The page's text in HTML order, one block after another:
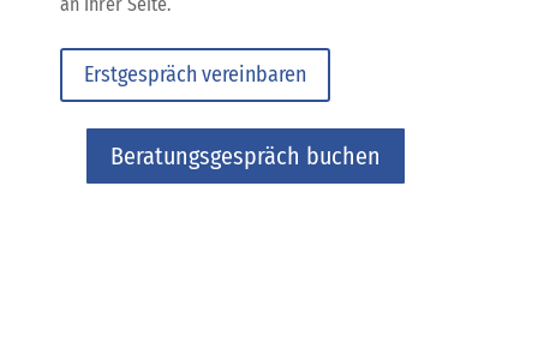
Erstgespräch vereinbaren
Beratungsgespräch buchen